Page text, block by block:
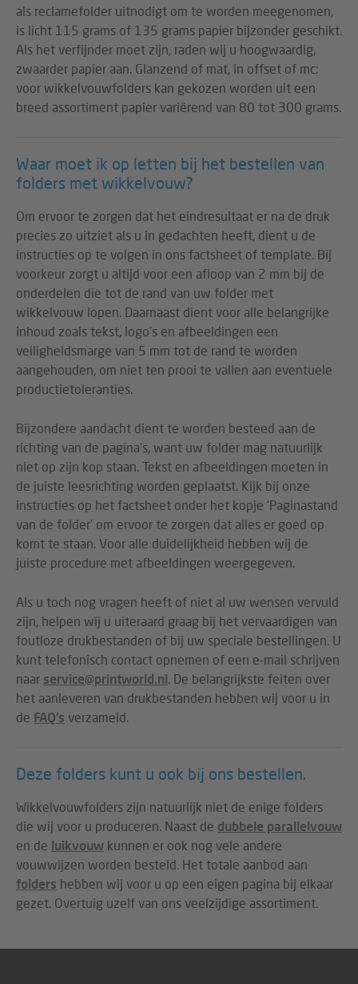
als reclamefolder uitnodigt om te worden meegenomen,
is licht 115 grams of 135 grams papier bijzonder geschikt.
Als het verfijnder moet zijn, raden wij u hoogwaardig,
zwaarder papier aan. Glanzend of mat, in offset of mc:
voor wikkelvouwfolders kan gekozen worden uit een
breed assortiment papier variërend van 80 tot 300 grams.
Waar moet ik op letten bij het bestellen van
folders met wikkelvouw?
Om ervoor te zorgen dat het eindresultaat er na de druk
precies zo uitziet als u in gedachten heeft, dient u de
instructies op te volgen in ons factsheet of template. Bij
voorkeur zorgt u altijd voor een afloop van 2 mm bij de
onderdelen die tot de rand van uw folder met
wikkelvouw lopen. Daarnaast dient voor alle belangrijke
inhoud zoals tekst, logo's en afbeeldingen een
veiligheidsmarge van 5 mm tot de rand te worden
aangehouden, om niet ten prooi te vallen aan eventuele
productietoleranties.
Bijzondere aandacht dient te worden besteed aan de
richting van de pagina's, want uw folder mag natuurlijk
niet op zijn kop staan. Tekst en afbeeldingen moeten in
de juiste leesrichting worden geplaatst. Kijk bij onze
instructies op het factsheet onder het kopje ‘Paginastand
van de folder’ om ervoor te zorgen dat alles er goed op
komt te staan. Voor alle duidelijkheid hebben wij de
juiste procedure met afbeeldingen weergegeven.
Als u toch nog vragen heeft of niet al uw wensen vervuld
zijn, helpen wij u uiteraard graag bij het vervaardigen van
foutloze drukbestanden of bij uw speciale bestellingen. U
kunt telefonisch contact opnemen of een e-mail schrijven
naar service@printworld.nl . De belangrijkste feiten over
het aanleveren van drukbestanden hebben wij voor u in
de FAQ’s verzameld.
Deze folders kunt u ook bij ons bestellen.
Wikkelvouwfolders zijn natuurlijk niet de enige folders
die wij voor u produceren. Naast de dubbele parallelvouw
en de luikvouw kunnen er ook nog vele andere
vouwwijzen worden besteld. Het totale aanbod aan
folders hebben wij voor u op een eigen pagina bij elkaar
gezet. Overtuig uzelf van ons veelzijdige assortiment.